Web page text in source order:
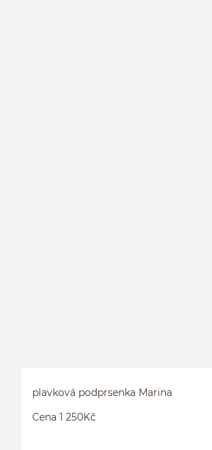
plavková podprsenka Marina
Cena 1 250Kč